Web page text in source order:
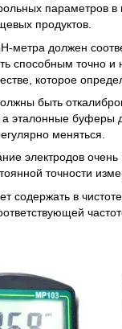
параметров
продуктов.
метра должен
способным точно и
которое
быть
а эталонные буферы
меняться.
электродов
точности
содержать в